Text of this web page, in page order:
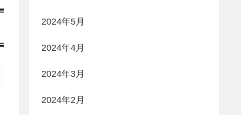
2024年5月
2024年4月
2024年3月
2024年2月